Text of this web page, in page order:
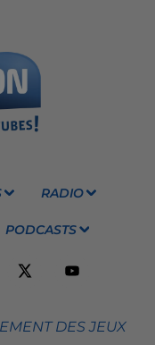
RADIO
PODCASTS
DES JEUX